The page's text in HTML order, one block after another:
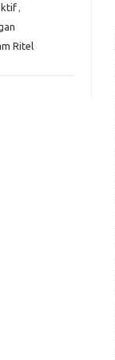
,
Ritel